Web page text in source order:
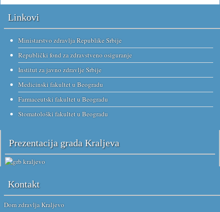
Linkovi
Ministarstvo zdravlja Republike Srbije
Republički fond za zdravstveno osiguranje
Institut za javno zdravlje Srbije
Medicinski fakultet u Beogradu
Farmaceutski fakultet u Beogradu
Stomatološki fakultet u Beogradu
Prezentacija grada Kraljeva
Kontakt
Dom zdravlja Kraljevo